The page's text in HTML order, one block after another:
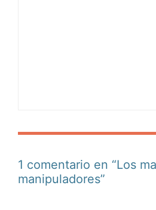
1 comentario en “Los
manipuladores”